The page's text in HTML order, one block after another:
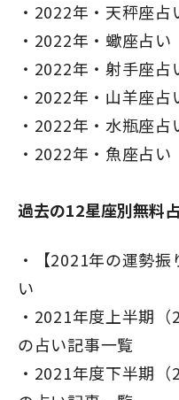
2022年・天秤座占
2022年・蠍座占い
2022年・射手座占
2022年・山羊座占
2022年・水瓶座占
2022年・魚座占い
過去の12星座別無料
【2021年の運勢
い
2021年度上半期（
の占い記事一覧
2021年度下半期（